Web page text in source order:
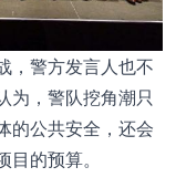
，警方发言人也不
为，警队挖角潮只
的公共安全，还会
的预算。